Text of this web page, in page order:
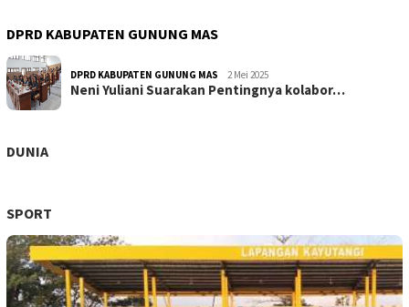
DPRD KABUPATEN GUNUNG MAS
DPRD KABUPATEN GUNUNG MAS 2 Mei 2025
Neni Yuliani Suarakan Pentingnya kolabor…
DUNIA
SPORT